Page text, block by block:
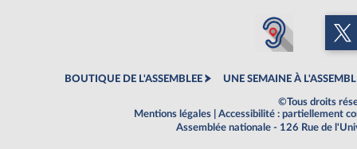
BOUTIQUE DE L'ASSEMBLEE UNE SEMAINE À
©Tous droits
Mentions légales
Accessibilité : partiellement
Assemblée nationale - 126 Rue de